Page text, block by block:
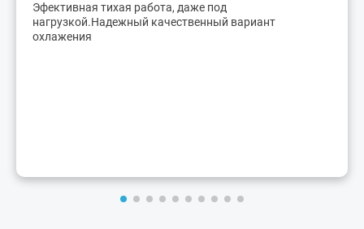
Эфективная тихая работа, даже под
нагрузкой.Надежный качественный вариант
охлажения